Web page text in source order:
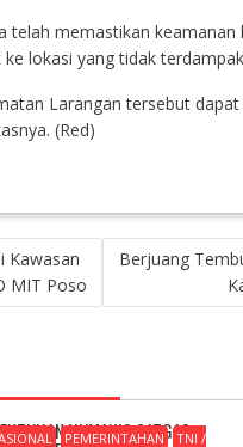
telah memastikan
lokasi yang tidak
Larangan tersebut
(Red)
Kawasan
MIT Poso
Berjuang
PEMERINTAHAN
TNI /
HUMANIS SATGAS